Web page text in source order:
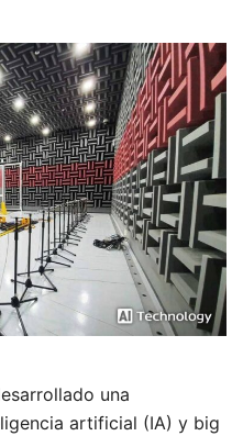
una
artificial (IA) y big